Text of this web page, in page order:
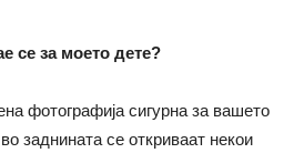
се за моето дете?
фотографија сигурна за вашето
заднината се откриваат некои